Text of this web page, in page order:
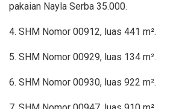
pakaian Nayla Serba 35.000.
4. SHM Nomor 00912, luas 441 m².
5. SHM Nomor 00929, luas 134 m².
6. SHM Nomor 00930, luas 922 m².